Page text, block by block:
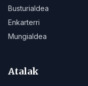
Busturialdea
Enkarterri
Mungialdea
Atalak